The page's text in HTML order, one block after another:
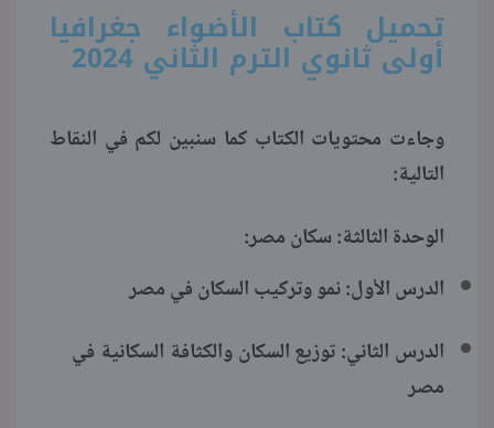
تحميل كتاب الأضواء جغرافيا
أولى ثانوي الترم الثاني 2024
وجاءت محتويات الكتاب كما سنبين لكم في النقاط
التالية:
الوحدة الثالثة: سكان مصر:
الدرس الأول: نمو وتركيب السكان في مصر
الدرس الثاني: توزيع السكان والكثافة السكانية في
مصر